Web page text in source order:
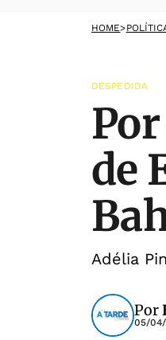
HOME>
DESPEDIDA
de
Adélia
Por
05/